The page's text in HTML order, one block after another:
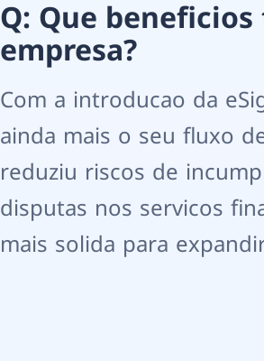
Q: Que
empresa?
Com a introducao da
ainda mais o seu fluxo
reduziu riscos de
disputas nos servicos
mais solida para